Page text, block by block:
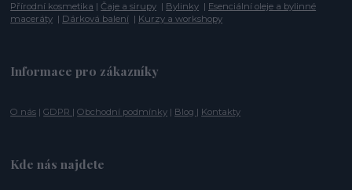
Přírodní kosmetika |Čaje a sirupy | Bylinky | Esenciální oleje a bylinné
maceráty | Dárková balení | Kurzy a workshopy
Informace pro zákazníky
O nás |GDPR |Obchodní podmínky | Blog | Kontakty
Kde nás najdete